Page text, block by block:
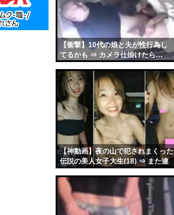
【衝撃】10代の娘と夫が性行為し
てるかも ⇒ カメラ仕掛けたら…
【神動画】夜の山で犯されまくった
伝説の美人女子大生(18) ⇒ また連
リン
- 固
定リ
ンク
自動
更新
ツー
ル